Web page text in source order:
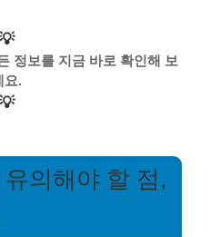
💡
정보를 지금 바로 확인해 보
요.
💡
의해야 할 점,